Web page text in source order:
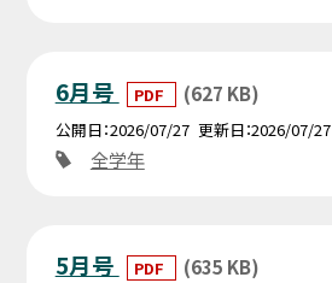
6月号 PDF (627 KB)
公開日 2026/07/27 更新日 2026/07/27
全学年
5月号 PDF (635 KB)